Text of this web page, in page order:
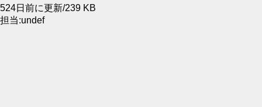
524日前に更新/239 KB
担当:undef